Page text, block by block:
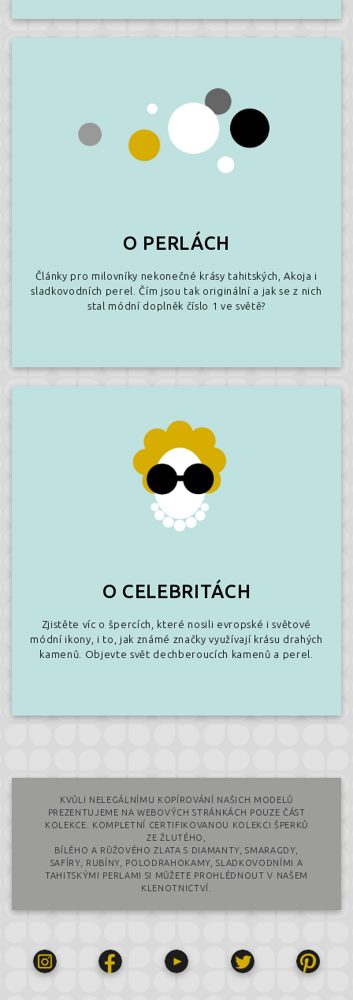
O PERLÁCH
Články pro milovníky nekonečné krásy tahitských, Akoja i
sladkovodních perel. Čím jsou tak originální a jak se z nich
stal módní doplněk číslo 1 ve světě?
O CELEBRITÁCH
Zjistěte víc o špercích, které nosili evropské i světové
módní ikony, i to, jak známé značky využívají krásu drahých
kamenů. Objevte svět dechberoucích kamenů a perel.
KVŮLI NELEGÁLNÍMU KOPÍROVÁNÍ NAŠICH MODELŮ
PREZENTUJEME NA WEBOVÝCH STRÁNKÁCH POUZE ČÁST
KOLEKCE. KOMPLETNÍ CERTIFIKOVANOU KOLEKCI ŠPERKŮ
ZE ŽLUTÉHO,
BÍLÉHO A RŮŽOVÉHO ZLATA S DIAMANTY, SMARAGDY,
SAFÍRY, RUBÍNY, POLODRAHOKAMY, SLADKOVODNÍMI A
TAHITSKÝMI PERLAMI SI MŮŽETE PROHLÉDNOUT V NAŠEM
KLENOTNICTVÍ.